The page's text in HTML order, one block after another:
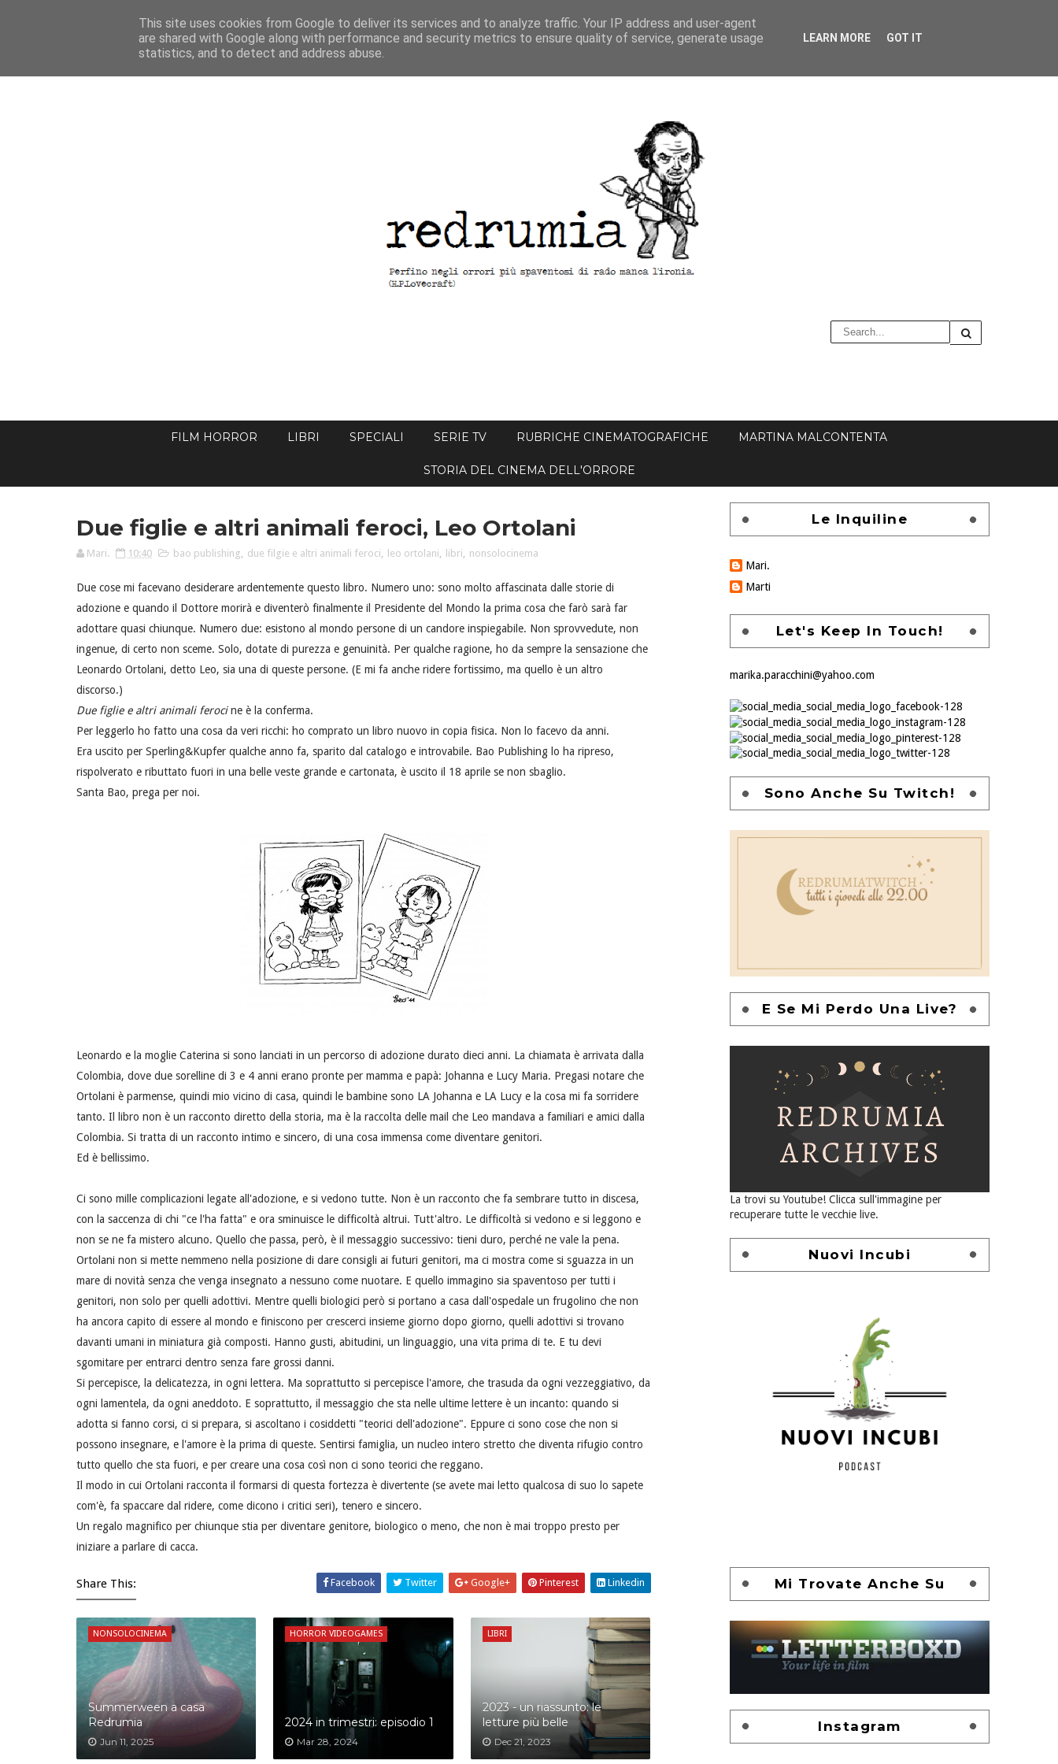
FILM HORROR LIBRI SPECIALI SERIE TV RUBRICHE CINEMATOGRAFICHE MARTINA MALCONTENTA
STORIA DEL CINEMA DELL'ORRORE
Due figlie e altri animali feroci, Leo Ortolani
Mari. 10:40 bao publishing, due filgie e altri animali feroci, leo ortolani, libri, nonsolocinema
Due cose mi facevano desiderare ardentemente questo libro. Numero uno: sono molto affascinata dalle storie di
adozione e quando il Dottore morirà e diventerò finalmente il Presidente del Mondo la prima cosa che farò sarà far
adottare quasi chiunque. Numero due: esistono al mondo persone di un candore inspiegabile. Non sprovvedute, non
ingenue, di certo non sceme. Solo, dotate di purezza e genuinità. Per qualche ragione, ho da sempre la sensazione che
Leonardo Ortolani, detto Leo, sia una di queste persone. (E mi fa anche ridere fortissimo, ma quello è un altro
discorso.)
Due figlie e altri animali ferocine è la conferma.
Per leggerlo ho fatto una cosa da veri ricchi: ho comprato un libro nuovo in copia fisica. Non lo facevo da anni.
Era uscito per Sperling&Kupfer qualche anno fa, sparito dal catalogo e introvabile. Bao Publishing lo ha ripreso,
rispolverato e ributtato fuori in una belle veste grande e cartonata, è uscito il 18 aprile se non sbaglio.
Santa Bao, prega per noi.
Leonardo e la moglie Caterina si sono lanciati in un percorso di adozione durato dieci anni. La chiamata è arrivata dalla
Colombia, dove due sorelline di 3 e 4 anni erano pronte per mamma e papà: Johanna e Lucy Maria. Pregasi notare che
Ortolani è parmense, quindi mio vicino di casa, quindi le bambine sono LA Johanna e LA Lucy e la cosa mi fa sorridere
tanto. Il libro non è un racconto diretto della storia, ma è la raccolta delle mail che Leo mandava a familiari e amici dalla
Colombia. Si tratta di un racconto intimo e sincero, di una cosa immensa come diventare genitori.
Ed è bellissimo.
Ci sono mille complicazioni legate all'adozione, e si vedono tutte. Non è un racconto che fa sembrare tutto in discesa,
con la saccenza di chi "ce l'ha fatta" e ora sminuisce le difficoltà altrui. Tutt'altro. Le difficoltà si vedono e si leggono e
non se ne fa mistero alcuno. Quello che passa, però, è il messaggio successivo: tieni duro, perché ne vale la pena.
Ortolani non si mette nemmeno nella posizione di dare consigli ai futuri genitori, ma ci mostra come si sguazza in un
mare di novità senza che venga insegnato a nessuno come nuotare. E quello immagino sia spaventoso per tutti i
genitori, non solo per quelli adottivi. Mentre quelli biologici però si portano a casa dall'ospedale un frugolino che non
ha ancora capito di essere al mondo e finiscono per crescerci insieme giorno dopo giorno, quelli adottivi si trovano
davanti umani in miniatura già composti. Hanno gusti, abitudini, un linguaggio, una vita prima di te. E tu devi
sgomitare per entrarci dentro senza fare grossi danni.
Si percepisce, la delicatezza, in ogni lettera. Ma soprattutto si percepisce l'amore, che trasuda da ogni vezzeggiativo, da
ogni lamentela, da ogni aneddoto. E soprattutto, il messaggio che sta nelle ultime lettere è un incanto: quando si
adotta si fanno corsi, ci si prepara, si ascoltano i cosiddetti "teorici dell'adozione". Eppure ci sono cose che non si
possono insegnare, e l'amore è la prima di queste. Sentirsi famiglia, un nucleo intero stretto che diventa rifugio contro
tutto quello che sta fuori, e per creare una cosa così non ci sono teorici che reggano.
Il modo in cui Ortolani racconta il formarsi di questa fortezza è divertente (se avete mai letto qualcosa di suo lo sapete
com'è, fa spaccare dal ridere, come dicono i critici seri), tenero e sincero.
Un regalo magnifico per chiunque stia per diventare genitore, biologico o meno, che non è mai troppo presto per
iniziare a parlare di cacca.
Share This: Facebook Twitter Google+ Pinterest Linkedin
NONSOLOCINEMA
Summerween a casa
Redrumia
Jun 11, 2025
HORROR VIDEOGAMES
2024 in trimestri: episodio 1
Mar 28, 2024
LIBRI
2023 - un riassunto: le
letture più belle
Dec 21, 2023
Le Inquiline
Mari.
Marti
Let's Keep In Touch!
marika.paracchini@yahoo.com
Sono Anche Su Twitch!
E Se Mi Perdo Una Live?
La trovi su Youtube! Clicca sull'immagine per
recuperare tutte le vecchie live.
Nuovi Incubi
Mi Trovate Anche Su
Instagram
This site uses cookies from Google to deliver its services and to analyze traffic. Your IP address and user-agent
are shared with Google along with performance and security metrics to ensure quality of service, generate usage
statistics, and to detect and address abuse.
LEARN MORE GOT IT